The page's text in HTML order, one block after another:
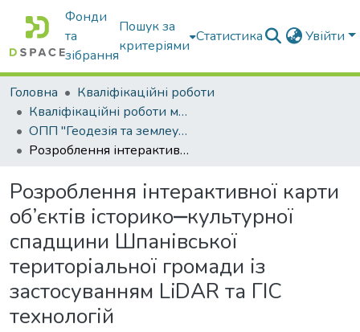
Фонди
та
зібрання
Пошук за
критеріями
Статистика Увійти
Головна
Кваліфікаційні роботи
Кваліфікаційні роботи магістрів
ОПП "Геодезія та землеустрій"
Розроблення інтерактивної карти об’єктів історико‒культурної спадщини Шпанівської територіальної громади із застосуванням LiDAR та ГІС технологій
Розроблення інтерактивної карти
об’єктів історико‒культурної
спадщини Шпанівської
територіальної громади із
застосуванням LiDAR та ГІС
технологій